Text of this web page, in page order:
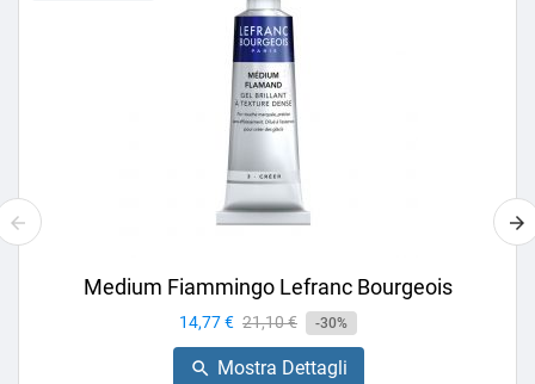
Medium Fiammingo Lefranc Bourgeois
Prezzo
14,77 € Prezzo
base
21,10 € -30%
 Mostra Dettagli